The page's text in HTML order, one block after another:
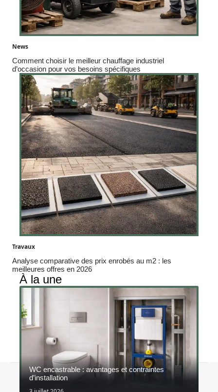
News
Comment choisir le meilleur chauffage industriel
d’occasion pour vos besoins spécifiques
Travaux
Analyse comparative des prix enrobés au m2 : les
meilleures offres en 2026
À la une
WC encastrable : avantages et contraintes
d’installation
Contact Mentions légales Sitemap